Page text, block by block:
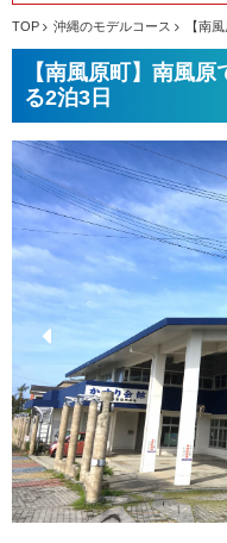
TOP 沖縄のモデルコース 【南
【南風原町】南風
る2泊3日